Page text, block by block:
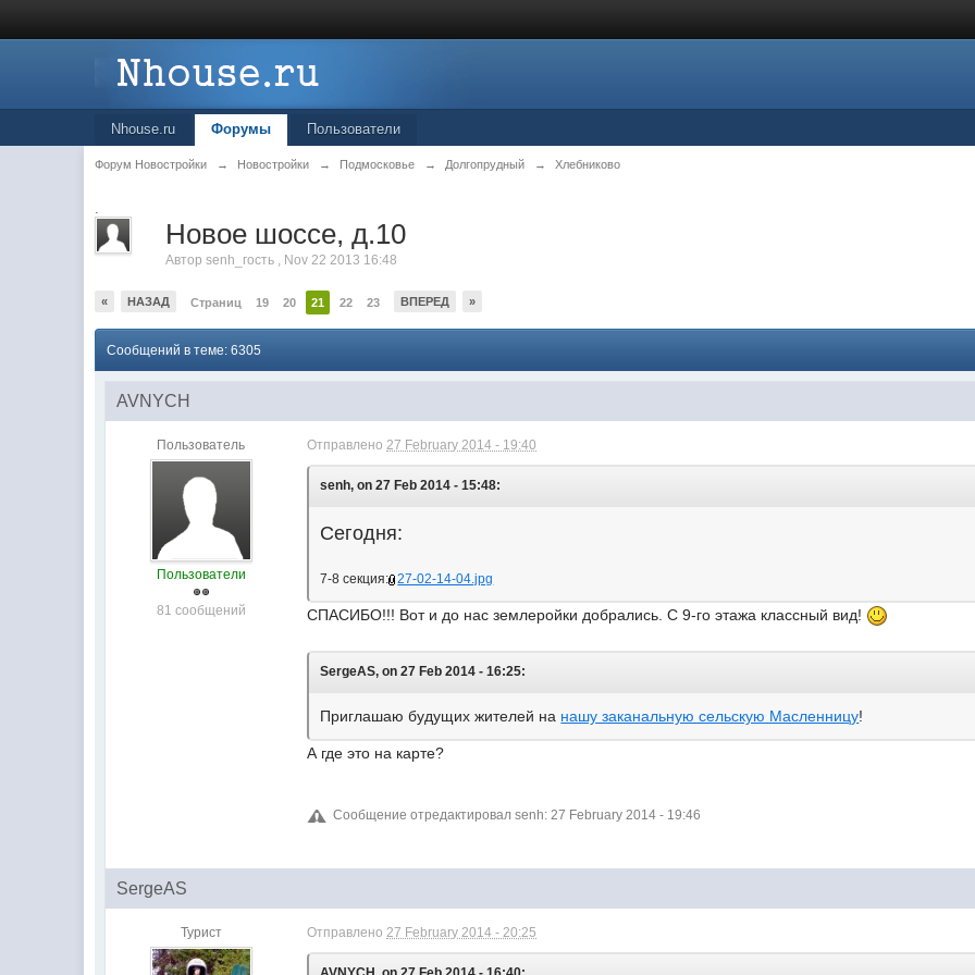
Nhouse.ru Форумы Пользователи
Форум Новостройки → Новостройки → Подмосковье → Долгопрудный → Хлебниково
.
Новое шоссе, д.10
Авторsenh_гость , Nov 22 2013 16:48
« НАЗАД Страниц 19 20 21 22 23 ВПЕРЕД »
Сообщений в теме: 6305
AVNYCH
Пользователь
Пользователи
81 сообщений
Отправлено27 February 2014 - 19:40
senh, on 27 Feb 2014 - 15:48:
Сегодня:
7-8 секция: 27-02-14-04.jpg
СПАСИБО!!! Вот и до нас землеройки добрались. С 9-го этажа классный вид!
SergeAS, on 27 Feb 2014 - 16:25:
Приглашаю будущих жителей на нашу заканальную сельскую Масленницу!
А где это на карте?
Сообщение отредактировал senh: 27 February 2014 - 19:46
SergeAS
Турист Отправлено27 February 2014 - 20:25